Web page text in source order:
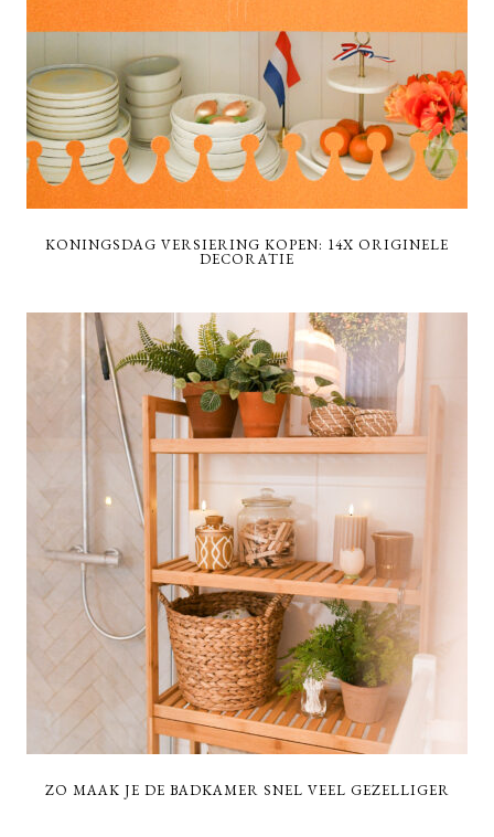
KONINGSDAG VERSIERING KOPEN: 14X ORIGINELE
DECORATIE
ZO MAAK JE DE BADKAMER SNEL VEEL GEZELLIGER